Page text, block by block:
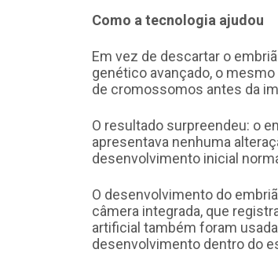
Como a tecnologia ajudou
Em vez de descartar o
genético avançado, o
de cromossomos antes da
O resultado surpreendeu: o
apresentava nenhuma
desenvolvimento inicial
O desenvolvimento do
câmera integrada, que
artificial também foram
desenvolvimento dentro do